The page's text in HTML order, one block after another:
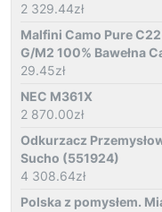
2 329.44zł
Malfini Camo Pure
G/M2 100% Bawełna
29.45zł
NEC M361X
2 870.00zł
Odkurzacz
Sucho (551924)
4 308.64zł
Polska z pomysłem.